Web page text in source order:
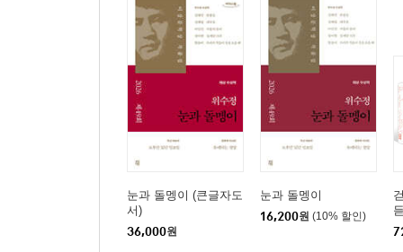
눈과 돌멩이 (큰글자도
서)
36,000원
눈과 돌멩이
16,200원 (10% 할인)